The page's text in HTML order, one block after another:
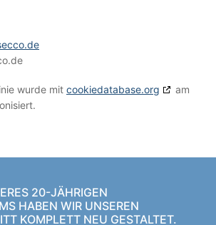
wurde mit cookiedatabase.org
am
20-JÄHRIGEN
HABEN WIR UNSEREN
KOMPLETT NEU GESTALTET.